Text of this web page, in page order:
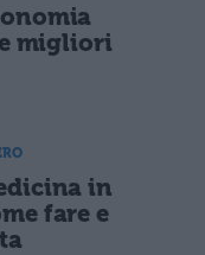
migliori
in
fare e